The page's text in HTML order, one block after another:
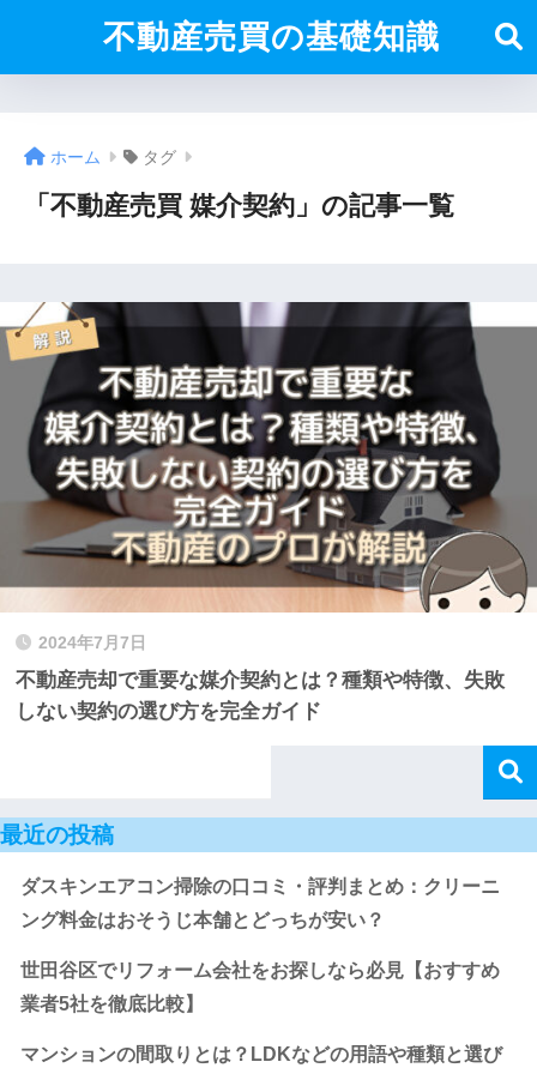
不動産売買の基礎知識
ホーム タグ
「不動産売買 媒介契約」の記事一覧
2024年7月7日
不動産売却で重要な媒介契約とは？種類や特徴、失敗
しない契約の選び方を完全ガイド
最近の投稿
ダスキンエアコン掃除の口コミ・評判まとめ：クリーニ
ング料金はおそうじ本舗とどっちが安い？
世田谷区でリフォーム会社をお探しなら必見【おすすめ
業者5社を徹底比較】
マンションの間取りとは？LDKなどの用語や種類と選び